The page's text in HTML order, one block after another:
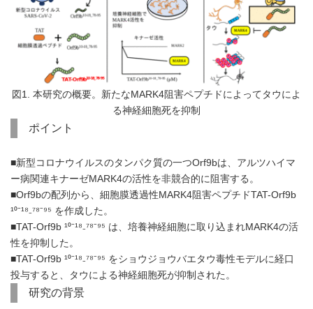
図1. 本研究の概要。新たなMARK4阻害ペプチドによってタウによ
る神経細胞死を抑制
ポイント
■新型コロナウイルスのタンパク質の一つOrf9bは、アルツハイマ
ー病関連キナーゼMARK4の活性を非競合的に阻害する。
■Orf9bの配列から、細胞膜透過性MARK4阻害ペプチドTAT-Orf9b
¹⁰⁻¹⁸₋⁷⁸⁻⁹⁵ を作成した。
■TAT-Orf9b ¹⁰⁻¹⁸₋⁷⁸⁻⁹⁵ は、培養神経細胞に取り込まれMARK4の活
性を抑制した。
■TAT-Orf9b ¹⁰⁻¹⁸₋⁷⁸⁻⁹⁵ をショウジョウバエタウ毒性モデルに経口
投与すると、タウによる神経細胞死が抑制された。
研究の背景